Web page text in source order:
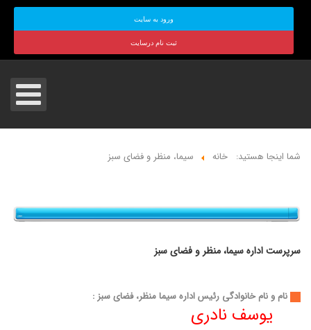
ورود به سایت
ثبت نام درسایت
شما اینجا هستید: خانه سیما، منظر و فضای سبز
سرپرست اداره سیما، منظر و فضای سبز
نام و نام خانوادگی رئیس اداره سیما منظر، فضای سبز :
یوسف نادری